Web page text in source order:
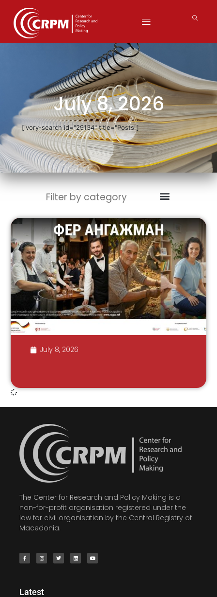
July 8, 2026
[ivory-search id="29134" title="Posts"]
Filter by category
July 8, 2026
The Center for Research and Policy Making is a
non-for-profit organisation registered under the
law for civil organisation by the Central Registry of
Macedonia.
Latest